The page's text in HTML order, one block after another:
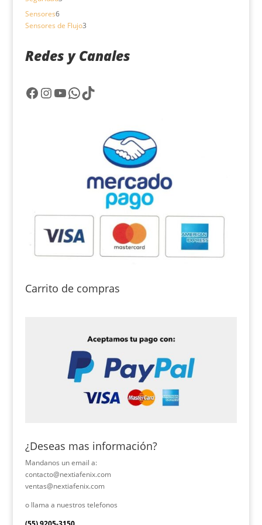
Sensores66
productos
Sensores de Flujo33
Redes y Canales
Facebook
Instagram
YouTube
WhatsApp
TikTok
Carrito de compras
¿Deseas mas información?
Mandanos un email a:
contacto@nextiafenix.com
ventas@nextiafenix.com
o llama a nuestros telefonos